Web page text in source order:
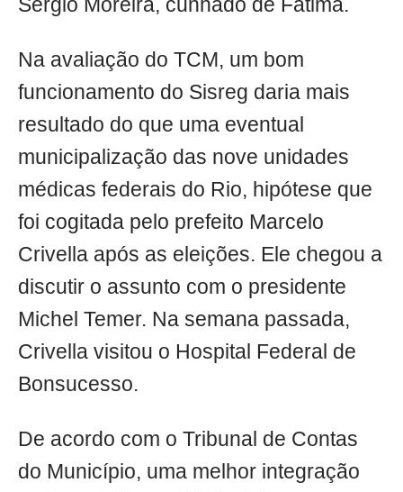
Sérgio Moreira, cunhado de Fátima.
Na avaliação do TCM, um bom
funcionamento do Sisreg daria mais
resultado do que uma eventual
municipalização das nove unidades
médicas federais do Rio, hipótese que
foi cogitada pelo prefeito Marcelo
Crivella após as eleições. Ele chegou a
discutir o assunto com o presidente
Michel Temer. Na semana passada,
Crivella visitou o Hospital Federal de
Bonsucesso.
De acordo com o Tribunal de Contas
do Município, uma melhor integração